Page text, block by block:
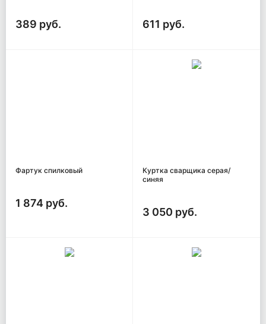
389 руб. 611 руб.
Фартук спилковый
1 874 руб.
Куртка сварщика серая/
синяя
3 050 руб.